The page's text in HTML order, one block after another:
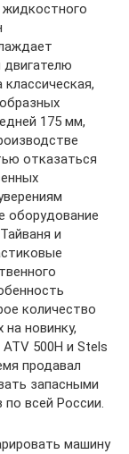
двигателю
175 мм,
отказаться
оборудование
и
количество
на новинку,
500H и Stels
продавал
запасными
всей России.
машину